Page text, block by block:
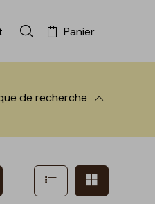
Rechercher dans la
Panier
de recherche
Afficher en mode